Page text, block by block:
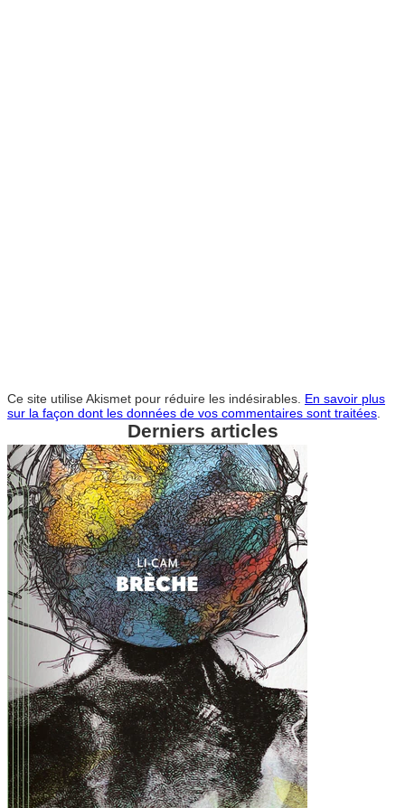
Ce site utilise Akismet pour réduire les indésirables. En savoir plus
sur la façon dont les données de vos commentaires sont traitées
Derniers articles